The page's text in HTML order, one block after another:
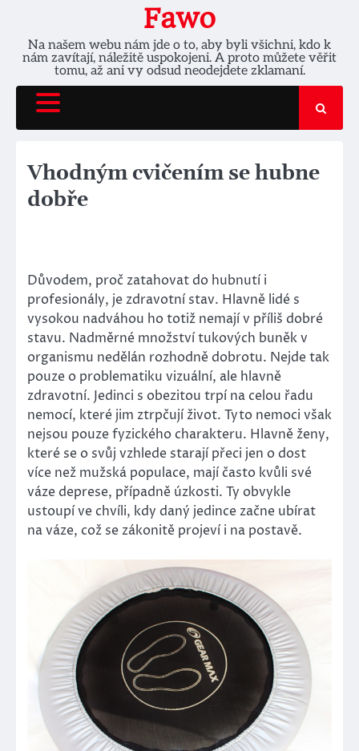
content
Fawo
Na našem webu nám jde o to, aby byli všichni, kdo k
nám zavítají, náležitě uspokojeni. A proto můžete věřit
tomu, až ani vy odsud neodejdete zklamaní.
Vhodným cvičením se hubne
dobře
Důvodem, proč zatahovat do hubnutí i
profesionály, je zdravotní stav. Hlavně lidé s
vysokou nadváhou ho totiž nemají v příliš dobré
stavu. Nadměrné množství tukových buněk v
organismu nedělán rozhodně dobrotu. Nejde tak
pouze o problematiku vizuální, ale hlavně
zdravotní. Jedinci s obezitou trpí na celou řadu
nemocí, které jim ztrpčují život. Tyto nemoci však
nejsou pouze fyzického charakteru. Hlavně ženy,
které se o svůj vzhlede starají přeci jen o dost
více než mužská populace, mají často kvůli své
váze deprese, případně úzkosti. Ty obvykle
ustoupí ve chvíli, kdy daný jedince začne ubírat
na váze, což se zákonitě projeví i na postavě.